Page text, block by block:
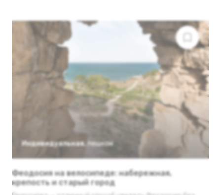
Индивидуальная, пешком
Феодосия на велосипеде: набережная,
крепость и старый город